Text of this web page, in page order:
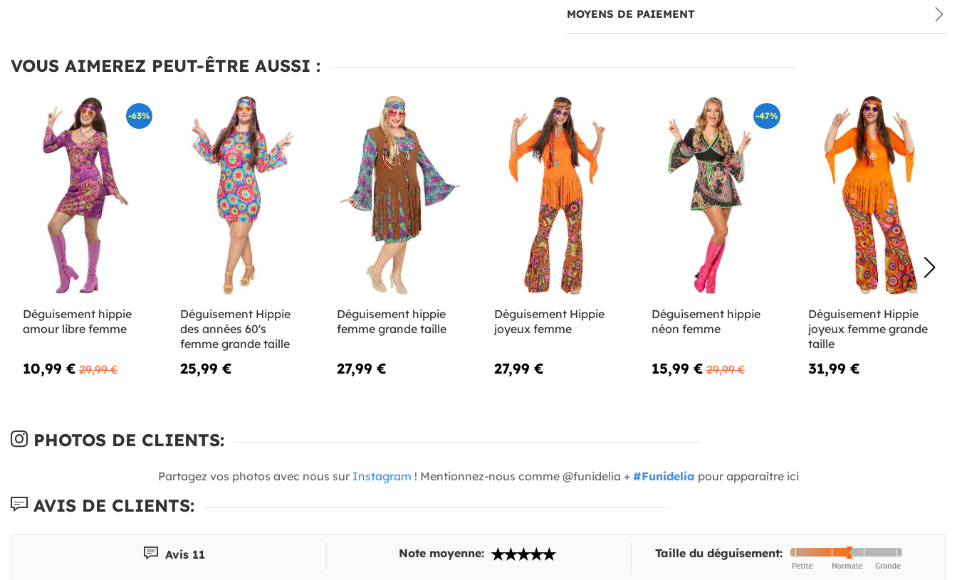
MOYENS DE PAIEMENT
VOUS AIMEREZ PEUT-ÊTRE AUSSI :
-63%
Déguisement hippie
amour libre femme
10,99 € 29,99 €
Déguisement Hippie
des années 60's
femme grande taille
25,99 €
Déguisement hippie
femme grande taille
27,99 €
Déguisement Hippie
joyeux femme
27,99 €
-47%
Déguisement hippie
néon femme
15,99 € 29,99 €
Déguisement Hippie
joyeux femme grande
taille
31,99 €
PHOTOS DE CLIENTS:
Partagez vos photos avec nous sur Instagram ! Mentionnez-nous comme @funidelia + #Funidelia pour apparaître ici
AVIS DE CLIENTS:
Avis 11 Note moyenne: Taille du déguisement: